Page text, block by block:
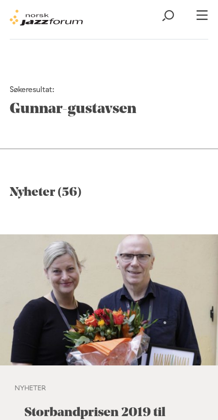
Søkeresultat:
Gunnar-gustavsen
Nyheter (56)
NYHETER
Storbandprisen 2019 til